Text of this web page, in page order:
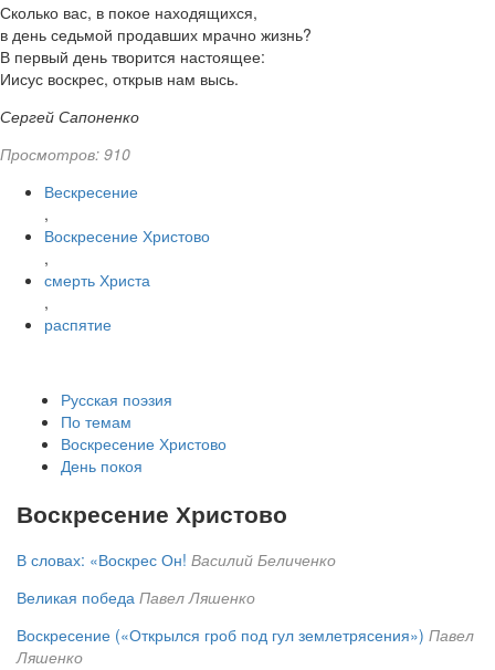
Сколько вас, в покое находящихся,
в день седьмой продавших мрачно жизнь?
В первый день творится настоящее:
Иисус воскрес, открыв нам высь.
Сергей Сапоненко
Просмотров: 910
Вескресение
,
Воскресение Христово
,
смерть Христа
,
распятие
Русская поэзия
По темам
Воскресение Христово
День покоя
Воскресение Христово
В словах: «Воскрес Он! Василий Беличенко
Великая победа Павел Ляшенко
Воскресение («Открылся гроб под гул землетрясения») Павел
Ляшенко